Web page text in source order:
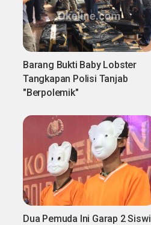
Barang Bukti Baby Lobster
Tangkapan Polisi Tanjab
"Berpolemik"
Dua Pemuda Ini Garap 2 Siswi